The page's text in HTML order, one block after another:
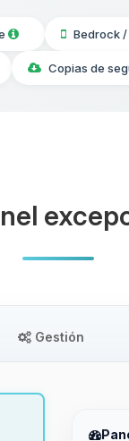
Bedrock /
Copias de
Gestión